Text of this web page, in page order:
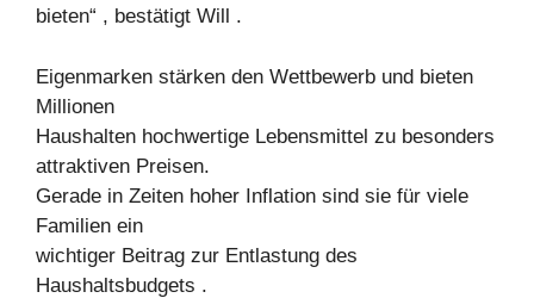
bieten“ , bestätigt Will .
Eigenmarken stärken den Wettbewerb und bieten
Millionen
Haushalten hochwertige Lebensmittel zu besonders
attraktiven Preisen.
Gerade in Zeiten hoher Inflation sind sie für viele
Familien ein
wichtiger Beitrag zur Entlastung des
Haushaltsbudgets .